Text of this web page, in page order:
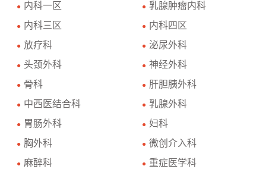
● 内科一区 ● 乳腺肿瘤内科
● 内科三区 ● 内科四区
● 放疗科 ● 泌尿外科
● 头颈外科 ● 神经外科
● 骨科 ● 肝胆胰外科
● 中西医结合科 ● 乳腺外科
● 胃肠外科 ● 妇科
● 胸外科 ● 微创介入科
● 麻醉科 ● 重症医学科